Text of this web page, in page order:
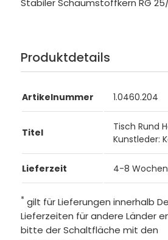
Stabiler Schaumstoffkern RG
Produktdetails
Artikelnummer 1.0460.204
Titel
Tisch Rund
Kunstleder:
Lieferzeit 4-8 Wochen
* gilt für Lieferungen innerhalb
Lieferzeiten für andere Länder
bitte der Schaltfläche mit den